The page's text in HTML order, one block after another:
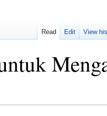
Read Edit
View